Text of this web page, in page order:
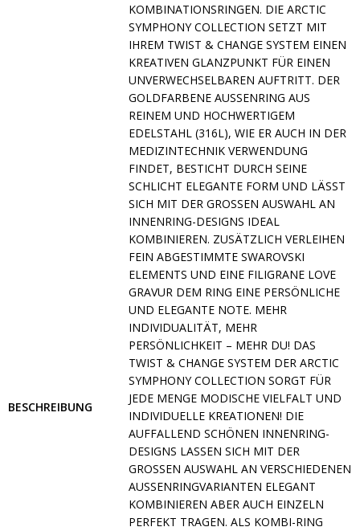
BESCHREIBUNG
KOMBINATIONSRINGEN. DIE ARCTIC
SYMPHONY COLLECTION SETZT MIT
IHREM TWIST & CHANGE SYSTEM EINEN
KREATIVEN GLANZPUNKT FÜR EINEN
UNVERWECHSELBAREN AUFTRITT. DER
GOLDFARBENE AUSSENRING AUS R
EINEM UND HOCHWERTIGEM E
DELSTAHL (316L), WIE ER AUCH IN DER M
EDIZINTECHNIK VERWENDUNG F
INDET, BESTICHT DURCH SEINE S
CHLICHT ELEGANTE FORM UND LÄSST S
ICH MIT DER GROSSEN AUSWAHL AN IN
NENRING-DESIGNS IDEAL KO
MBINIEREN. ZUSÄTZLICH VERLEIHEN FE
IN ABGESTIMMTE SWAROVSKI EL
EMENTS UND EINE FILIGRANE LOVE GR
AVUR DEM RING EINE PERSÖNLICHE UN
D ELEGANTE NOTE. MEHR IN
DIVIDUALITÄT, MEHR PE
RSÖNLICHKEIT – MEHR DU! DAS TW
IST & CHANGE SYSTEM DER ARCTIC SY
MPHONY COLLECTION SORGT FÜR JE
DE MENGE MODISCHE VIELFALT UND IN
DIVIDUELLE KREATIONEN! DIE AU
FFALLEND SCHÖNEN INNENRING-DE
SIGNS LASSEN SICH MIT DER GR
OSSEN AUSWAHL AN VERSCHIEDENEN AUSS
ENRINGVARIANTEN ELEGANT KOMB
INIEREN ABER AUCH EINZELN PERF
EKT TRAGEN. ALS KOMBI-RING MUSS